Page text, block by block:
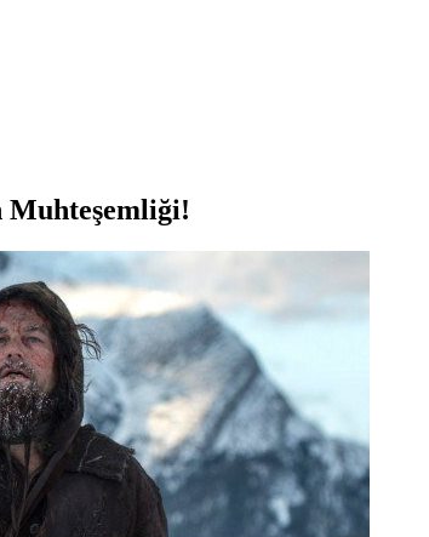
Muhteşemliği!